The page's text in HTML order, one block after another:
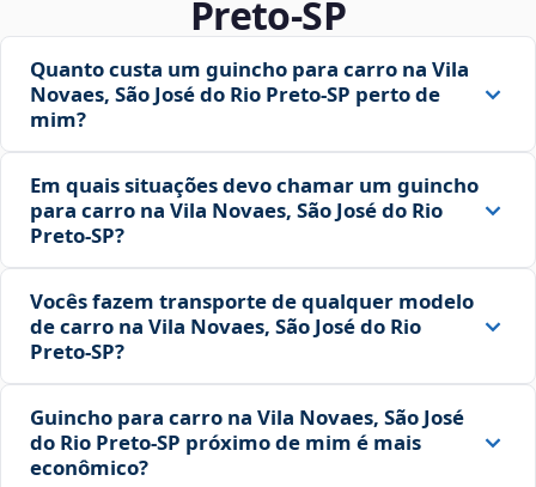
Preto‑SP
Quanto custa um guincho para carro na Vila
Novaes, São José do Rio Preto‑SP perto de
mim?
Em quais situações devo chamar um guincho
para carro na Vila Novaes, São José do Rio
Preto‑SP?
Vocês fazem transporte de qualquer modelo
de carro na Vila Novaes, São José do Rio
Preto‑SP?
Guincho para carro na Vila Novaes, São José
do Rio Preto‑SP próximo de mim é mais
econômico?